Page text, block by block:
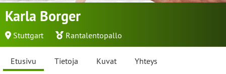
Karla Borger
Stuttgart Rantalentopallo
Etusivu Tietoja Kuvat Yhteys